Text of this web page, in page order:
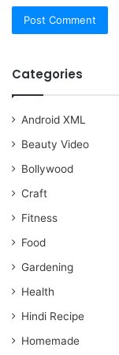
Categories
Android XML
Beauty Video
Bollywood
Craft
Fitness
Food
Gardening
Health
Hindi Recipe
Homemade